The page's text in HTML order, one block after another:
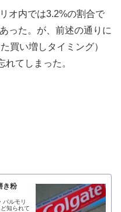
オ内では3.2%の割合で
った。が、前述の通りに
買い増しタイミング）
てしまった。
き粉
パルモリ
知られて